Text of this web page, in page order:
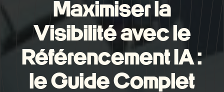
Maximiser la
Visibilité avec le
Référencement IA :
le Guide Complet